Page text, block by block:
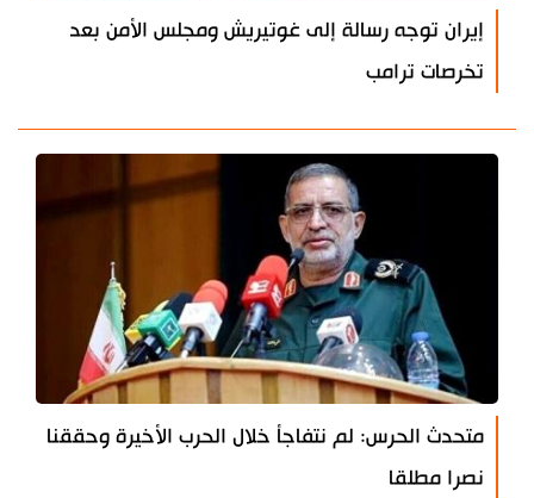
إيران توجه رسالة إلى غوتيريش ومجلس الأمن بعد
تخرصات ترامب
متحدث الحرس: لم نتفاجأ خلال الحرب الأخيرة وحققنا
نصرا مطلقا